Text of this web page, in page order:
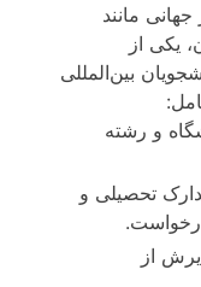
مانند
یکی از
بین‌المللی
و رشته
تحصیلی و
از